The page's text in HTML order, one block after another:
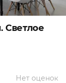
Светлое
Нет оценок